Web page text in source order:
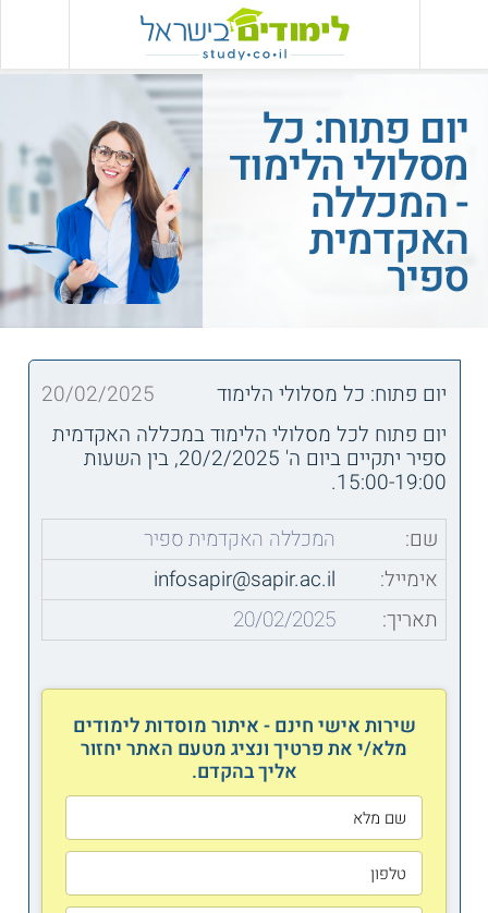
יום פתוח: כל
מסלולי הלימוד
- המכללה
האקדמית
ספיר
יום פתוח: כל מסלולי הלימוד
20/02/2025
יום פתוח לכל מסלולי הלימוד במכללה האקדמית
ספיר יתקיים ביום ה' 20/2/2025, בין השעות
15:00-19:00.
שם:
המכללה האקדמית ספיר
אימייל:
infosapir@sapir.ac.il
תאריך:
20/02/2025
שירות אישי חינם - איתור מוסדות לימודים
מלא/י את פרטיך ונציג מטעם האתר יחזור
אליך בהקדם.